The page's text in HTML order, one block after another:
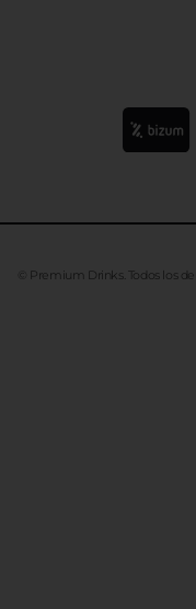
© Premium Drinks. Todos los